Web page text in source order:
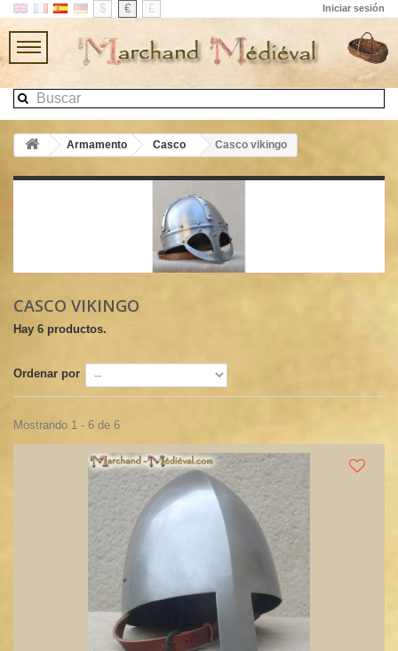
Iniciar sesión
$ € £
Armamento Casco Casco vikingo
CASCO VIKINGO
Hay 6 productos.
Ordenar por
Mostrando 1 - 6 de 6